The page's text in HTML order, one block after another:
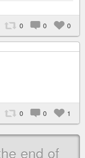
0 0 0
0 0 1
end of